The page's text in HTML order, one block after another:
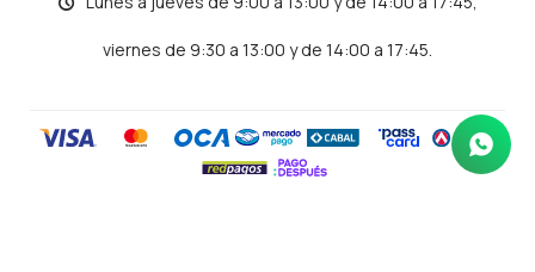
viernes de 9:30 a 13:00 y de 14:00 a 17:45.